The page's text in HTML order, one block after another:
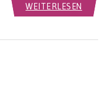
WEITERLESEN